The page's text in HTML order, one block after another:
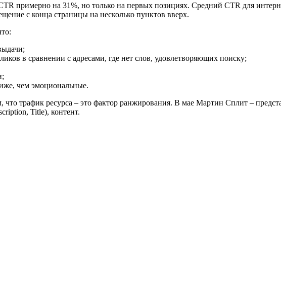
примерно на 31%, но только на первых позициях. Средний CTR для
с конца страницы на несколько пунктов вверх.
в сравнении с адресами, где нет слов, удовлетворяющих поиску;
чем эмоциональные.
трафик ресурса – это фактор ранжирования. В мае Мартин Сплит –
Title), контент.